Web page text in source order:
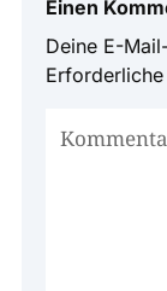
Einen
Deine E-